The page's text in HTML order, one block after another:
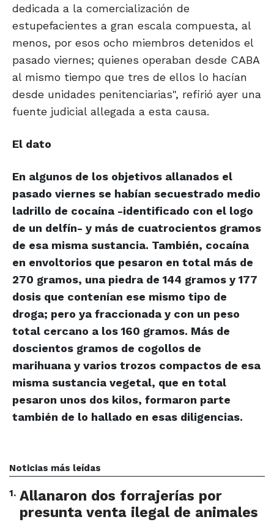
dedicada a la comercialización de
estupefacientes a gran escala compuesta, al
menos, por esos ocho miembros detenidos el
pasado viernes; quienes operaban desde CABA
al mismo tiempo que tres de ellos lo hacían
desde unidades penitenciarias", refirió ayer una
fuente judicial allegada a esta causa.
El dato
En algunos de los objetivos allanados el
pasado viernes se habían secuestrado medio
ladrillo de cocaína -identificado con el logo
de un delfín- y más de cuatrocientos gramos
de esa misma sustancia. También, cocaína
en envoltorios que pesaron en total más de
270 gramos, una piedra de 144 gramos y 177
dosis que contenían ese mismo tipo de
droga; pero ya fraccionada y con un peso
total cercano a los 160 gramos. Más de
doscientos gramos de cogollos de
marihuana y varios trozos compactos de esa
misma sustancia vegetal, que en total
pesaron unos dos kilos, formaron parte
también de lo hallado en esas diligencias.
Noticias más leídas
1. Allanaron dos forrajerías por
presunta venta ilegal de animales